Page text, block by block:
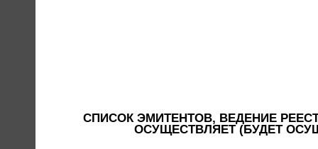
СПИСОК ЭМИТЕНТОВ, ВЕДЕНИЕ
ОСУЩЕСТВЛЯЕТ (БУДЕТ